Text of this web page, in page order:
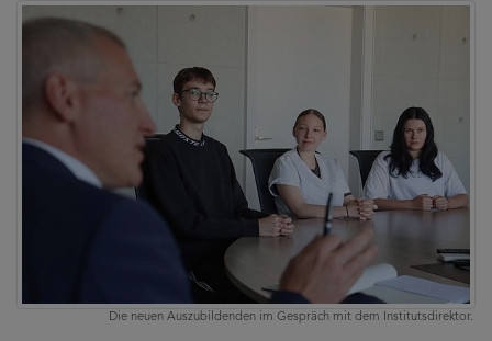
Die neuen Auszubildenden im Gespräch mit dem Institutsdirektor.